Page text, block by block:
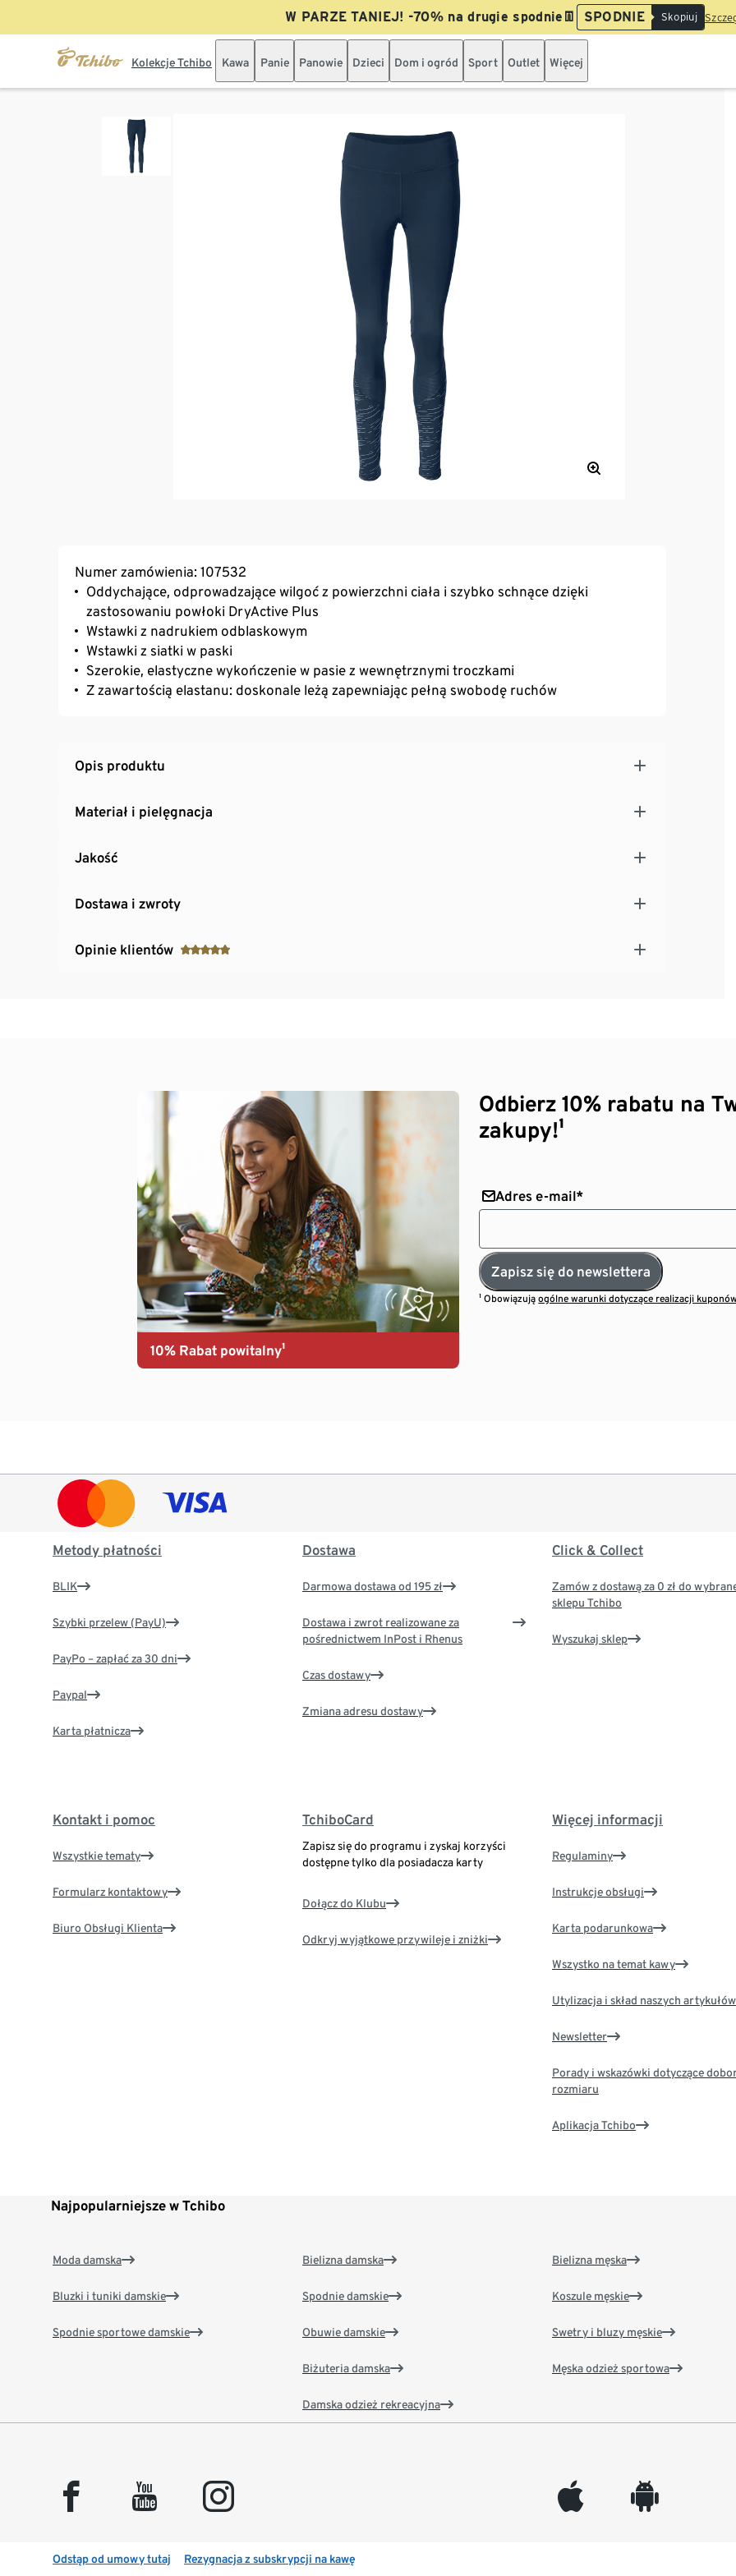
W PARZE TANIEJ! -70% na drugie spodnie👖 SPODNIE Skopiuj
Kolekcje Tchibo Kawa Panie Panowie Dzieci Dom i ogród Sport Outlet Więcej
Numer zamówienia: 107532
Oddychające, odprowadzające wilgoć z powierzchni ciała i szybko schnące dzięki
zastosowaniu powłoki DryActive Plus
Wstawki z nadrukiem odblaskowym
Wstawki z siatki w paski
Szerokie, elastyczne wykończenie w pasie z wewnętrznymi troczkami
Z zawartością elastanu: doskonale leżą zapewniając pełną swobodę ruchów
Opis produktu
Materiał i pielęgnacja
Jakość
Dostawa i zwroty
Opinie klientów
10% Rabat powitalny¹
Odbierz 10% rabatu na
zakupy!¹
Adres e-mail*
Zapisz się do newslettera
¹ Obowiązująogólne warunki dotyczące realizacji
Metody płatności
BLIK
Szybki przelew (PayU)
PayPo – zapłać za 30 dni
Paypal
Karta płatnicza
Dostawa
Darmowa dostawa od 195 zł
Dostawa i zwrot realizowane za
pośrednictwem InPost i Rhenus
Czas dostawy
Zmiana adresu dostawy
Click & Collect
Zamów z dostawą za 0 zł do
sklepu Tchibo
Wyszukaj sklep
Kontakt i pomoc
Wszystkie tematy
Formularz kontaktowy
Biuro Obsługi Klienta
TchiboCard
Zapisz się do programu i zyskaj korzyści
dostępne tylko dla posiadacza karty
Dołącz do Klubu
Odkryj wyjątkowe przywileje i zniżki
Więcej informacji
Regulaminy
Instrukcje obsługi
Karta podarunkowa
Wszystko na temat kawy
Utylizacja i skład naszych artykułów
Newsletter
Porady i wskazówki dotyczące
rozmiaru
Aplikacja Tchibo
Najpopularniejsze w Tchibo
Moda damska
Bluzki i tuniki damskie
Spodnie sportowe damskie
Bielizna damska
Spodnie damskie
Obuwie damskie
Biżuteria damska
Damska odzież rekreacyjna
Bielizna męska
Koszule męskie
Swetry i bluzy męskie
Męska odzież sportowa
facebook youtube instagram appleinc android
Odstąp od umowy tutaj Rezygnacja z subskrypcji na kawę